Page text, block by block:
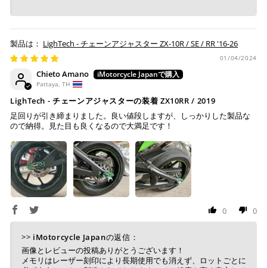
銀行振込(事前決済)
ご注文時に情報をお知らせ致しますので、指定の口座に
お振り込みください。
入金確認が取れ次第、商品を手配させて頂きます。
※ お支払期限はご注文日より7日以内とさせて頂いてお
り、万が一過ぎてしまった場合はご注文をキャンセルさ
せて頂きます。
※ 振込手数料はご負担ください。
LighTech - チェーンアジャスター ZX-10R / SE / RR '16-26
01/04/2024
Chieto Amano
Pattaya, TH
LighTech - チェーンアジャスターの装着 ZX10RR / 2019
足回りが引き締まりました。良い値段しますが、しっかりした製品な
ので納得。見た目も良くなるので大満足です！
0 0
>> iMotorcycle Japanの返信：
画像とレビューの投稿ありがとうございます！
メモリはレーザー刻印により長期使用でも消えず、ロットごとに